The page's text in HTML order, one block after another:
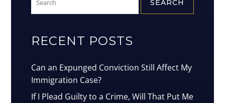
for:
RECENT POSTS
Can an Expunged Conviction Still Affect My
Immigration Case?
If I Plead Guilty to a Crime, Will That Put Me